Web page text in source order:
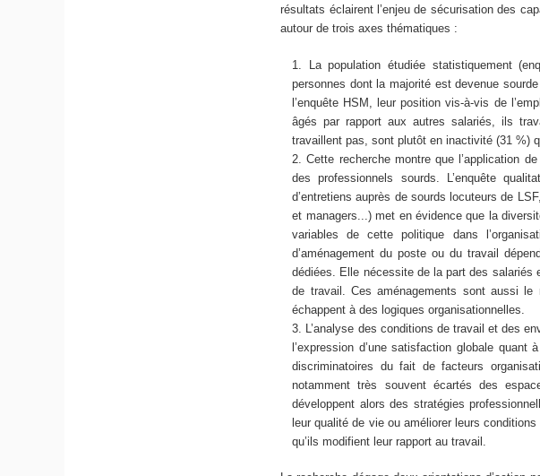
résultats éclairent l’enjeu de sécurisation des
autour de trois axes thématiques :
La population étudiée statistiquement
personnes dont la majorité est devenue
l’enquête HSM, leur position vis-à-vis de
âgés par rapport aux autres salariés, ils
travaillent pas, sont plutôt en inactivité (31 %)
Cette recherche montre que l’application
des professionnels sourds. L’enquête
d’entretiens auprès de sourds locuteurs de
et managers...) met en évidence que la
variables de cette politique dans
d’aménagement du poste ou du travail
dédiées. Elle nécessite de la part des salariés
de travail. Ces aménagements sont aussi
échappent à des logiques organisationnelles.
L’analyse des conditions de travail et des
l’expression d’une satisfaction globale
discriminatoires du fait de facteurs
notamment très souvent écartés des
développent alors des stratégies
leur qualité de vie ou améliorer leurs
qu’ils modifient leur rapport au travail.